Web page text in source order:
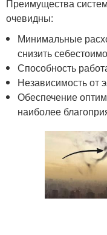
Преимущества
очевидны:
Минимальные
снизить
Способность
Независимость от
Обеспечение
наиболее